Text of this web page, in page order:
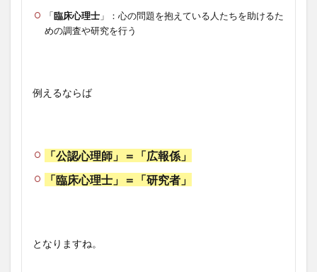
「臨床心理士 」：心の問題を抱えている人たちを助けるた
めの調査や研究を行う
例えるならば
「公認心理師」＝「広報係」
「臨床心理士」＝「研究者」
となりますね。